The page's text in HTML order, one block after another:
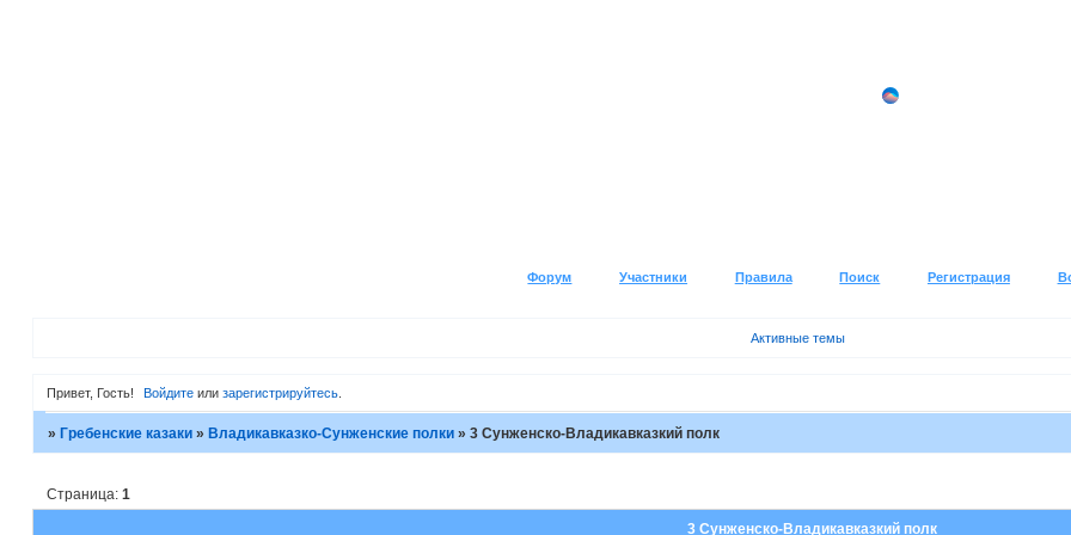
Форум Участники Правила Поиск Регистрация
Активные темы
Привет, Гость! Войдите илизарегистрируйтесь
» Гребенские казаки » Владикавказко-Сунженские полки » 3 Сунженско-Владикавказкий полк
3 Сунженско-Владикавказкий полк
Страница: 1